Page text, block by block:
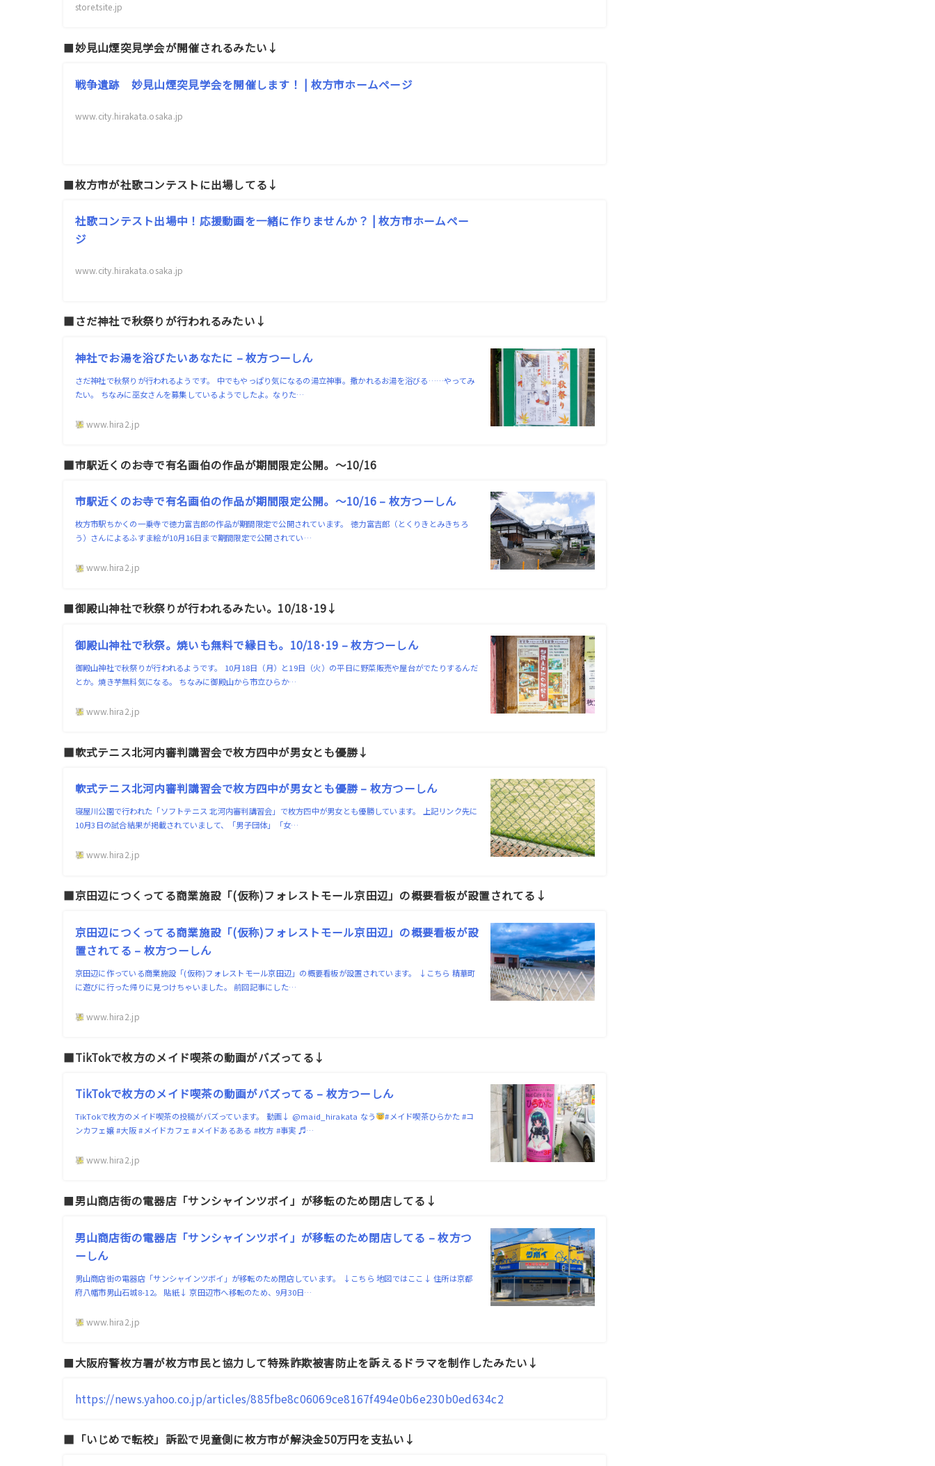
store.tsite.jp
■妙見山煙突見学会が開催されるみたい↓
戦争遺跡 妙見山煙突見学会を開催します！ | 枚方市ホームページ
www.city.hirakata.osaka.jp
■枚方市が社歌コンテストに出場してる↓
社歌コンテスト出場中！応援動画を一緒に作りませんか？ | 枚方市ホームペー
ジ
www.city.hirakata.osaka.jp
■さだ神社で秋祭りが行われるみたい↓
神社でお湯を浴びたいあなたに – 枚方つーしん
さだ神社で秋祭りが行われるようです。 中でもやっぱり気になるの湯立神事。撒かれるお湯を浴びる……やってみ
たい。 ちなみに巫女さんを募集しているようでしたよ。なりた…
www.hira2.jp
■市駅近くのお寺で有名画伯の作品が期間限定公開。〜10/16
市駅近くのお寺で有名画伯の作品が期間限定公開。〜10/16 – 枚方つーしん
枚方市駅ちかくの一乗寺で徳力富吉郎の作品が期間限定で公開されています。 徳力富吉郎（とくりきとみきちろ
う）さんによるふすま絵が10月16日まで期間限定で公開されてい…
www.hira2.jp
■御殿山神社で秋祭りが行われるみたい。10/18･19↓
御殿山神社で秋祭。焼いも無料で縁日も。10/18･19 – 枚方つーしん
御殿山神社で秋祭りが行われるようです。 10月18日（月）と19日（火）の平日に野菜販売や屋台がでたりするんだ
とか。焼き芋無料気になる。 ちなみに御殿山から市立ひらか…
www.hira2.jp
■軟式テニス北河内審判講習会で枚方四中が男女とも優勝↓
軟式テニス北河内審判講習会で枚方四中が男女とも優勝 – 枚方つーしん
寝屋川公園で行われた「ソフトテニス 北河内審判講習会」で枚方四中が男女とも優勝しています。 上記リンク先に
10月3日の試合結果が掲載されていまして、「男子団体」「女…
www.hira2.jp
■京田辺につくってる商業施設「(仮称)フォレストモール京田辺」の概要看板が設置されてる↓
京田辺につくってる商業施設「(仮称)フォレストモール京田辺」の概要看板が設
置されてる – 枚方つーしん
京田辺に作っている商業施設「(仮称)フォレストモール京田辺」の概要看板が設置されています。 ↓こちら 精華町
に遊びに行った帰りに見つけちゃいました。 前回記事にした…
www.hira2.jp
■TikTokで枚方のメイド喫茶の動画がバズってる↓
TikTokで枚方のメイド喫茶の動画がバズってる – 枚方つーしん
TikTokで枚方のメイド喫茶の投稿がバズっています。 動画↓ @maid_hirakata なう
#メイド喫茶ひらかた #コ
ンカフェ嬢 #大阪 #メイドカフェ #メイドあるある #枚方 #事実 ♬…
www.hira2.jp
■男山商店街の電器店「サンシャインツボイ」が移転のため閉店してる↓
男山商店街の電器店「サンシャインツボイ」が移転のため閉店してる – 枚方つ
ーしん
男山商店街の電器店「サンシャインツボイ」が移転のため閉店しています。 ↓こちら 地図ではここ↓ 住所は京都
府八幡市男山石城8-12。 貼紙↓ 京田辺市へ移転のため、9月30日…
www.hira2.jp
■大阪府警枚方署が枚方市民と協力して特殊詐欺被害防止を訴えるドラマを制作したみたい↓
https://news.yahoo.co.jp/articles/885fbe8c06069ce8167f494e0b6e230b0ed634c2
■「いじめで転校」訴訟で児童側に枚方市が解決金50万円を支払い↓